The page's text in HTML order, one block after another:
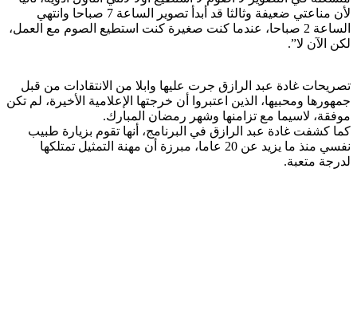
لأن مناعتي ضعيفة وثالثا قد أبدأ تصوير الساعة 7 صباحا وانتهي
الساعة 2 صباحا، عندما كنت صغيرة كنت استطيع الصوم مع العمل،
لكن الآن لا”.
تصريحات غادة عبد الرازق جرت عليها وابلا من الانتقادات من قبل
جمهورها ومحبيها، الذين اعتبروا أن خرجتها الإعلامية الأخيرة، لم تكن
موفقة، لاسيما مع تزامنها وشهر رمضان المبارك.
كما كشفت غادة عبد الرازق في البرنامج، أنها تقوم بزيارة طبيب
نفسي منذ ما يزيد عن 20 عاما، مبرزة أن مهنة التمثيل تمتلكها
لدرجة متعبة.